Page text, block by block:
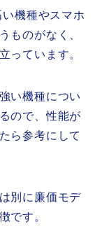
機種やスマホ
ものがなく、
っています。
い機種につい
ので、性能が
ら参考にして
別に廉価モデ
です。